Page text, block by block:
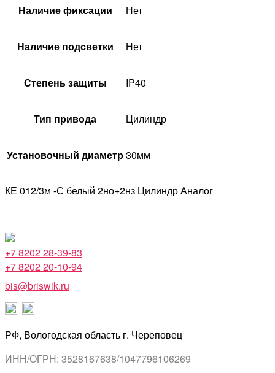
Наличие фиксации Нет
Наличие подсветки Нет
Степень защиты IP40
Тип привода Цилиндр
Установочный диаметр30мм
КЕ 012/3м -С белый 2но+2нз Цилиндр Аналог
+7 8202 28-39-83
+7 8202 20-10-94
bis@briswik.ru
РФ, Вологодская область г. Череповец
ИНН/ОГРН: 3528167638/1047796106269